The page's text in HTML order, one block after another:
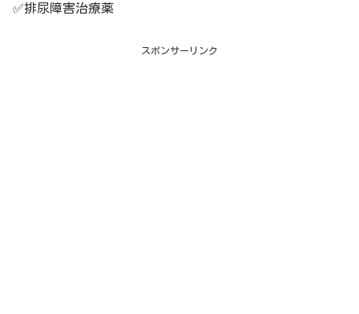
✅排尿障害治療薬
スポンサーリンク